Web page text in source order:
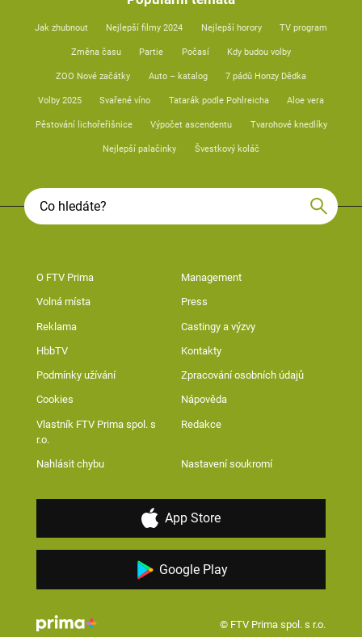
Jak zhubnout Nejlepší filmy 2024 Nejlepší horory TV program
Změna času Partie Počasí Kdy budou volby
ZOO Nové začátky Auto – katalog 7 pádů Honzy Dědka
Volby 2025 Svařené víno Tatarák podle Pohlreicha Aloe vera
Pěstování lichořeřišnice Výpočet ascendentu Tvarohové knedlíky
Nejlepší palačinky Švestkový koláč
O FTV Prima Management
Volná místa Press
Reklama Castingy a výzvy
HbbTV Kontakty
Podmínky užívání Zpracování osobních údajů
Cookies Nápověda
Vlastník FTV Prima spol. s
r.o.
Redakce
Nahlásit chybu Nastavení soukromí
App Store
Google Play
© FTV Prima spol. s r.o.